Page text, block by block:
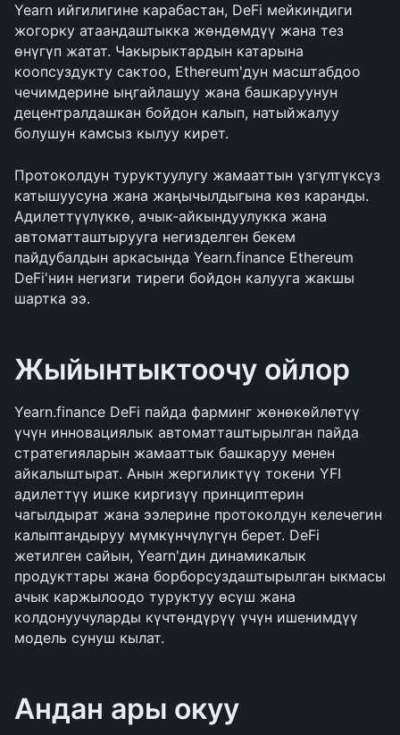
Yearn ийгилигине карабастан, DeFi мейкиндиги
жогорку атаандаштыкка жөндөмдүү жана тез
өнүгүп жатат. Чакырыктардын катарына
коопсуздукту сактоо, Ethereum'дун масштабдоо
чечимдерине ыңгайлашуу жана башкаруунун
децентралдашкан бойдон калып, натыйжалуу
болушун камсыз кылуу кирет.
Протоколдун туруктуулугу жамааттын үзгүлтүксүз
катышуусуна жана жаңычылдыгына көз каранды.
Адилеттүүлүккө, ачык-айкындуулукка жана
автоматташтырууга негизделген бекем
пайдубалдын аркасында Yearn.finance Ethereum
DeFi'нин негизги тиреги бойдон калууга жакшы
шартка ээ.
Жыйынтыктоочу ойлор
Yearn.finance DeFi пайда фарминг жөнөкөйлөтүү
үчүн инновациялык автоматташтырылган пайда
стратегияларын жамааттык башкаруу менен
айкалыштырат. Анын жергиликтүү токени YFI
адилеттүү ишке киргизүү принциптерин
чагылдырат жана ээлерине протоколдун келечегин
калыптандыруу мүмкүнчүлүгүн берет. DeFi
жетилген сайын, Yearn'дин динамикалык
продукттары жана борборсуздаштырылган ыкмасы
ачык каржылоодо туруктуу өсүш жана
колдонуучуларды күчтөндүрүү үчүн ишенимдүү
модель сунуш кылат.
Андан ары окуу